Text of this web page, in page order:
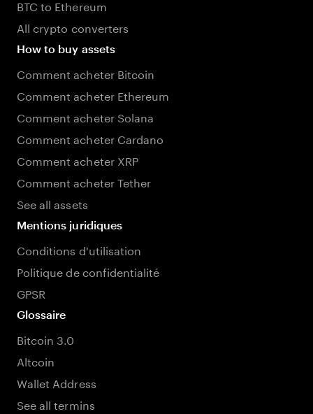
BTC to Ethereum
All crypto converters
How to buy assets
Comment acheter Bitcoin
Comment acheter Ethereum
Comment acheter Solana
Comment acheter Cardano
Comment acheter XRP
Comment acheter Tether
See all assets
Mentions juridiques
Conditions d'utilisation
Politique de confidentialité
GPSR
Glossaire
Bitcoin 3.0
Altcoin
Wallet Address
See all termins